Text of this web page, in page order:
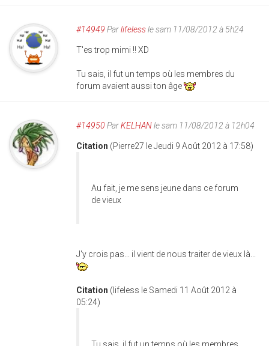
#14949 Parlifelessle sam 11/08/2012 à 5h24
T'es trop mimi !! XD
Tu sais, il fut un temps où les membres du
forum avaient aussi ton âge
#14950 ParKELHANle sam 11/08/2012 à 12h04
Citation (Pierre27 le Jeudi 9 Août 2012 à 17:58)
Au fait, je me sens jeune dans ce forum
de vieux
J'y crois pas... il vient de nous traiter de vieux là...
Citation (lifeless le Samedi 11 Août 2012 à
05:24)